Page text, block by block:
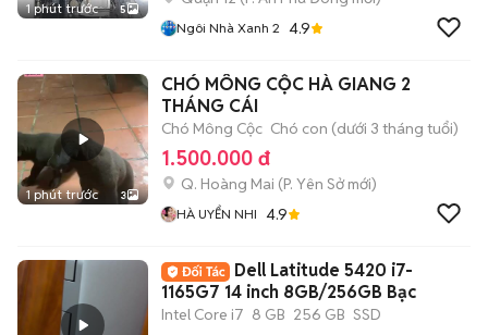
1 phút trước 5
Ngôi Nhà Xanh 2 4.9
1 phút trước 3
CHÓ MÔNG CỘC HÀ GIANG 2
THÁNG CÁI
Chó Mông Cộc Chó con (dưới 3 tháng tuổi)
1.500.000 đ
Q. Hoàng Mai (P. Yên Sởmới)
HÀ UYỂN NHI 4.9
Dell Latitude 5420 i7-
1165G7 14 inch 8GB/256GB Bạc
Intel Core i7 8 GB 256 GB SSD